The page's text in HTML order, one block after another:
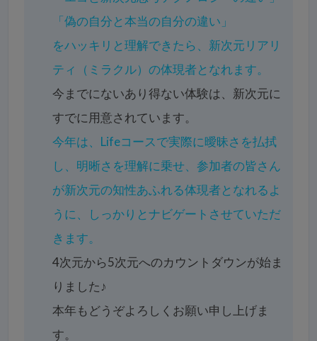
「偽の自分と本当の自分の違い」
をハッキリと理解できたら、新次元リアリ
ティ（ミラクル）の体現者となれます。
今までにないあり得ない体験は、新次元に
すでに用意されています。
今年は、Lifeコースで実際に曖昧さを払拭
し、明晰さを理解に乗せ、参加者の皆さん
が新次元の知性あふれる体現者となれるよ
うに、しっかりとナビゲートさせていただ
きます。
4次元から5次元へのカウントダウンが始ま
りました♪
本年もどうぞよろしくお願い申し上げま
す。